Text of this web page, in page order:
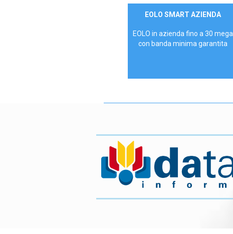
Contattaci
EOLO SMART AZIENDA
EOLO in azienda fino a 30 mega
con banda minima garantita